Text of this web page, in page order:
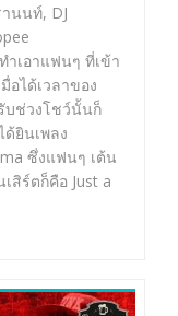
นนท์, DJ
เอาแฟนๆ ที่เข้า
ได้เวลาของ
บช่วงโชว์นั้นก็
ด้ยินเพลง
ซึ่งแฟนๆ เต้น
สิร์ตก็คือ Just a